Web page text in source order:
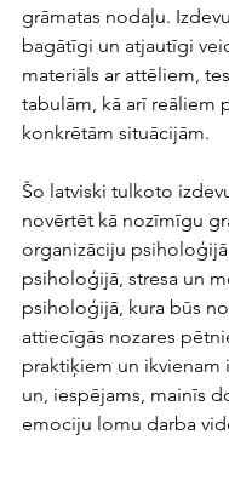
grāmatas nodaļu.
bagātīgi un atjautīgi
materiāls ar attēliem,
tabulām, kā arī reāliem
konkrētām situācijām.
Šo latviski tulkoto
novērtēt kā nozīmīgu
organizāciju
psiholoģijā, stresa un
psiholoģijā, kura būs
attiecīgās nozares
praktiķiem un ikvienam
un, iespējams, mainīs
emociju lomu darba